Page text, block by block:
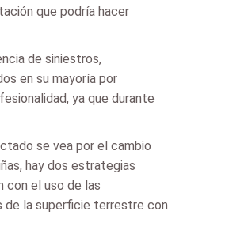
que podría hacer
de siniestros,
en su mayoría por
ya que durante
se vea por el cambio
hay dos estrategias
con el uso de las
de la superficie terrestre con